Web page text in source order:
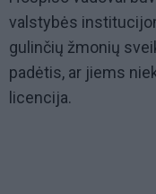
valstybės
gulinčių žmonių
padėtis, ar jiems
licencija.